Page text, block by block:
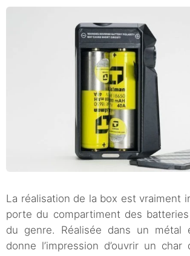
La réalisation de la box est vraiment
porte du compartiment des
du genre. Réalisée dans un métal
donne l’impression d’ouvrir un char